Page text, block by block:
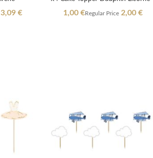
3,09 €
Special
Price
1,00 €Regular Price 2,00 €